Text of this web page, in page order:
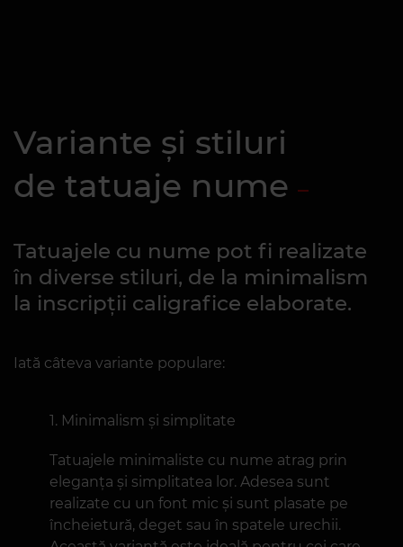
Variante și stiluri
de tatuaje nume
Tatuajele cu nume pot fi realizate
în diverse stiluri, de la minimalism
la inscripții caligrafice elaborate.